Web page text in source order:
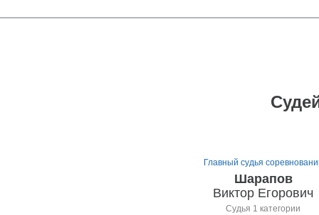
Главный судья
Шарапов
Виктор Егорович
Судья 1 категории